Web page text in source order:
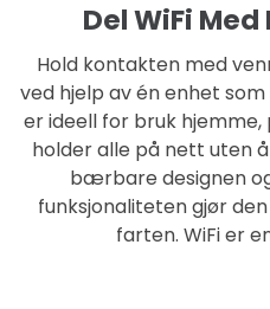
Del WiFi
Hold kontakten med
ved hjelp av én enhet
er ideell for bruk hjemme,
holder alle på nett uten
bærbare designen
funksjonaliteten gjør
farten. WiFi er